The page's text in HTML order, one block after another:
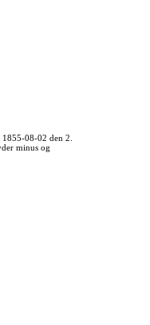
08-02 den 2.
minus og